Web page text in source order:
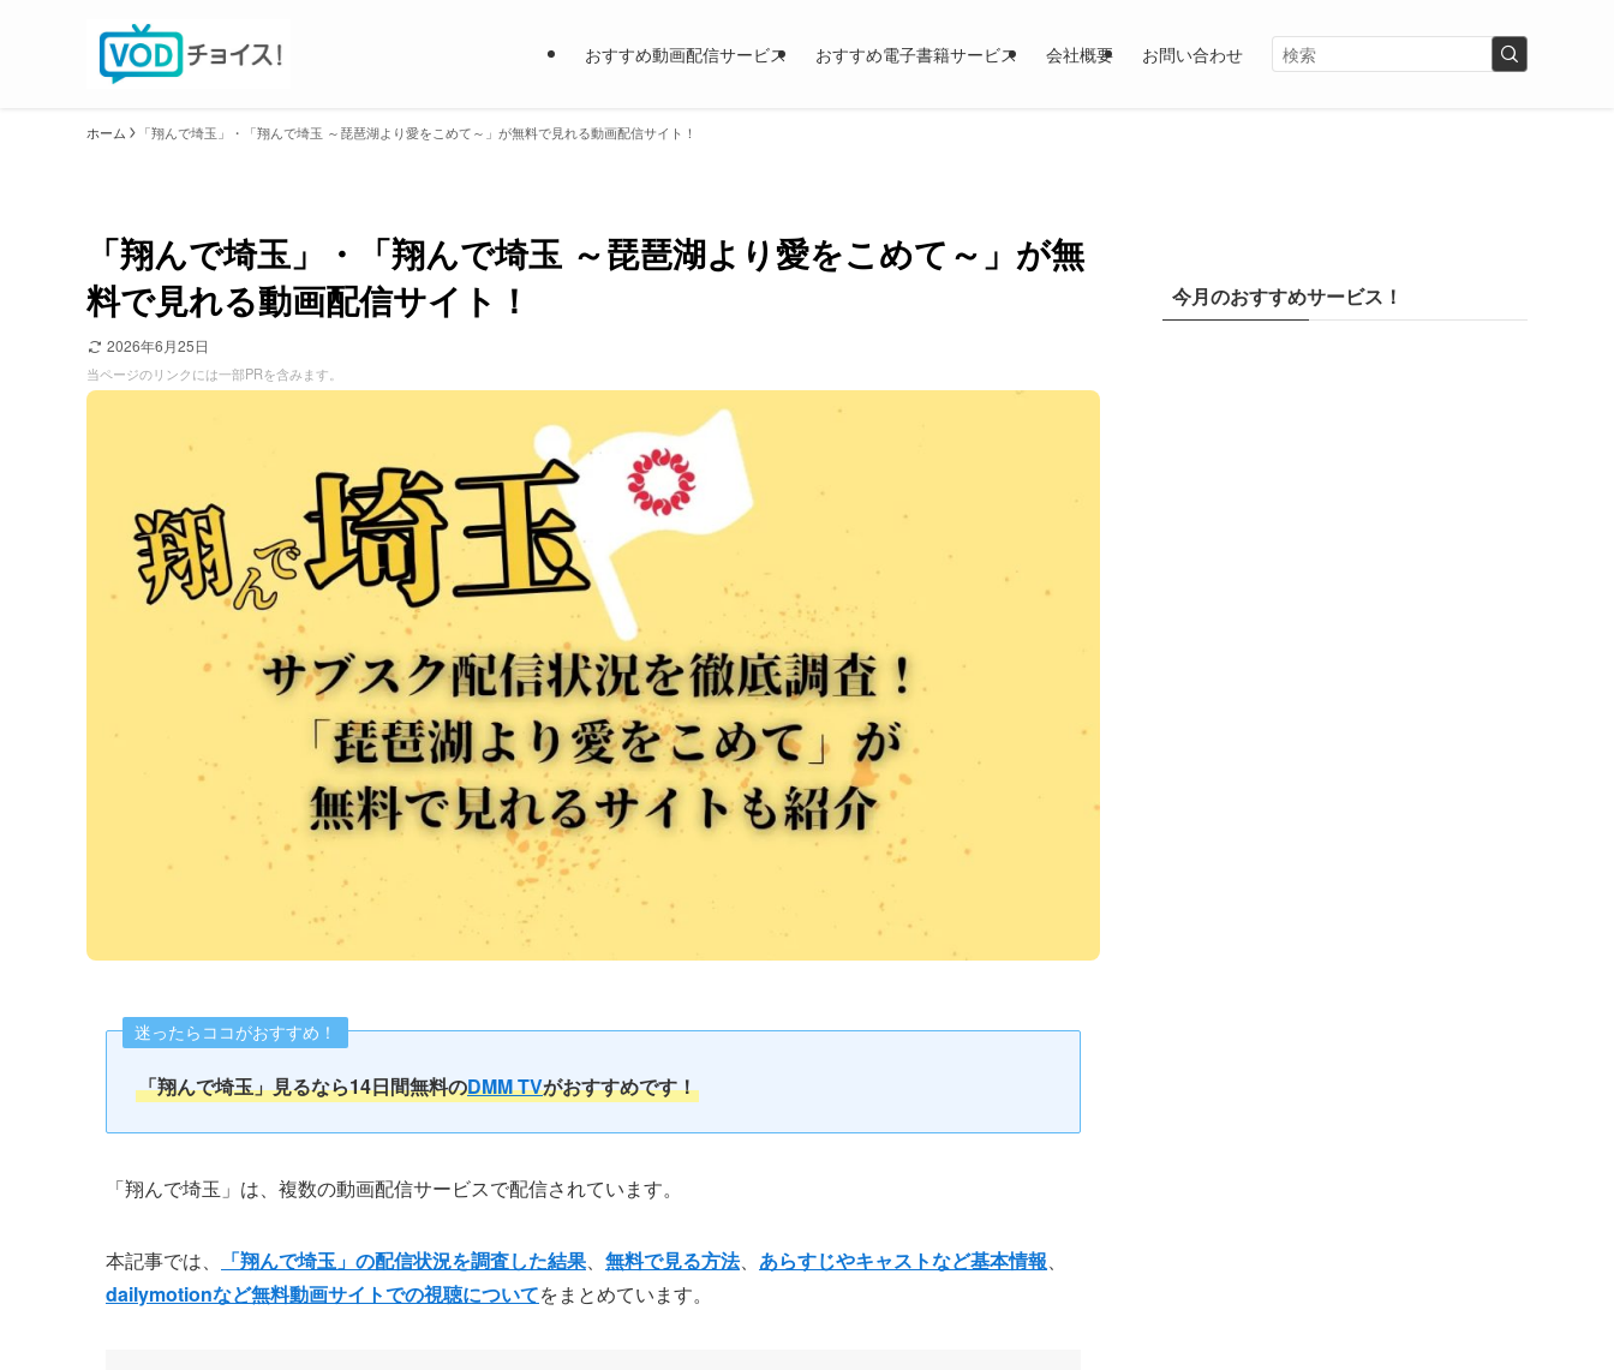
おすすめ動画配信サービス おすすめ電子書籍サービス 会社概要 お問い合わせ
ホーム 「翔んで埼玉」・「翔んで埼玉 ～琵琶湖より愛をこめて～」が無料で見れる動画配信サイト！
「翔んで埼玉」・「翔んで埼玉 ～琵琶湖より愛をこめて～」が無
料で見れる動画配信サイト！
2026年6月25日
当ページのリンクには一部PRを含みます。
迷ったらココがおすすめ！
「翔んで埼玉」見るなら14日間無料のDMM TVがおすすめです！
「翔んで埼玉」は、複数の動画配信サービスで配信されています。
本記事では、 「翔んで埼玉」の配信状況を調査した結果、 無料で見る方法、 あらすじやキャストなど基本情報、
dailymotionなど無料動画サイトでの視聴についてをまとめています。
今月のおすすめサービス！